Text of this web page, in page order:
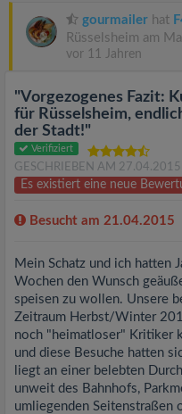
gourmailer hat
Rüsselsheim am
vor 11 Jahren
"Vorgezogenes Fazit:
für Rüsselsheim,
der Stadt!"
Verifiziert
GESCHRIEBEN AM 27.04.2015
Es existiert eine neue
Besucht am 21.04.2015
Mein Schatz und ich hatten
Wochen den Wunsch
speisen zu wollen. Unsere
Zeitraum Herbst/Winter
noch "heimatloser" Kritiker
und diese Besuche hatten
liegt an einer belebten
unweit des Bahnhofs,
umliegenden Seitenstraßen